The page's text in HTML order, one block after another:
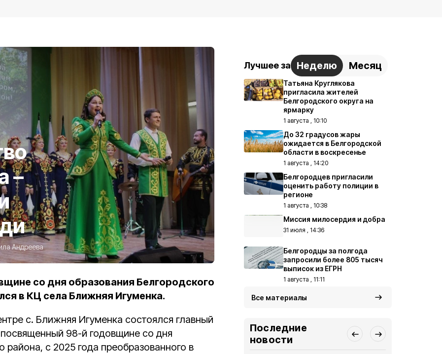
–
Андреева
со дня образования Белгородского
в КЦ села Ближняя Игуменка.
с. Ближняя Игуменка состоялся главный
98-й годовщине со дня
района, с 2025 года преобразованного в
Лучшее за Неделю Месяц
Татьяна Круглякова
пригласила жителей
Белгородского округа на
ярмарку
1 августа , 10:10
До 32 градусов жары
ожидается в Белгородской
области в воскресенье
1 августа , 14:20
Белгородцев пригласили
оценить работу полиции в
регионе
1 августа , 10:38
Миссия милосердия и добра
31 июля , 14:36
Белгородцы за полгода
запросили более 805 тысяч
выписок из ЕГРН
1 августа , 11:11
Все материалы
Последние
новости